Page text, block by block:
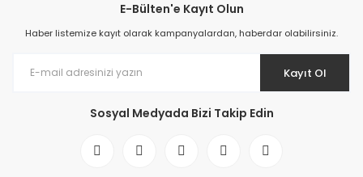
E-Bülten'e Kayıt Olun
Haber listemize kayıt olarak kampanyalardan, haberdar olabilirsiniz.
Kayıt Ol
Sosyal Medyada Bizi Takip Edin